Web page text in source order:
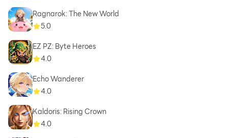
Ragnarok: The New World
5.0
EZ PZ: Byte Heroes
4.0
Echo Wanderer
4.0
Kaldoris: Rising Crown
4.0